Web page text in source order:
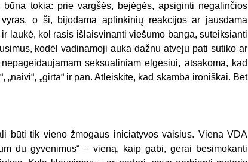
tokia: prie vargšės, bejėgės, apsiginti negalinčios
o ši, bijodama aplinkinių reakcijos ar jausdama
laukė, kol rasis išlaisvinanti viešumo banga, suteiksianti
kodėl vadinamoji auka dažnu atveju pati sutiko ar
seksualiniam elgesiui, atsakoma, kad
„naivi“, „girta“ ir pan. Atleiskite, kad skamba ironiškai. Bet
būti tik vieno žmogaus iniciatyvos vaisius. Viena VDA
du gyvenimus“ – vieną, kaip gabi, gerai besimokanti